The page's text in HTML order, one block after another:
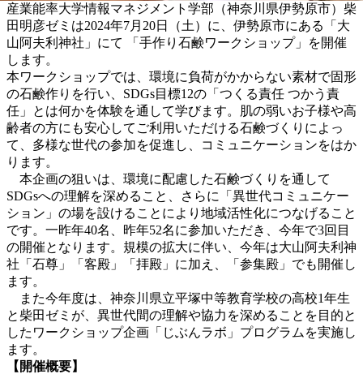
産業能率大学情報マネジメント学部（神奈川県伊勢原市）柴
田明彦ゼミは2024年7月20日（土）に、伊勢原市にある「大
山阿夫利神社」にて 「手作り石鹸ワークショップ」を開催
します。
本ワークショップでは、環境に負荷がかからない素材で固形
の石鹸作りを行い、SDGs目標12の「つくる責任 つかう責
任」とは何かを体験を通して学びます。肌の弱いお子様や高
齢者の方にも安心してご利用いただける石鹸づくりによっ
て、多様な世代の参加を促進し、コミュニケーションをはか
ります。
本企画の狙いは、環境に配慮した石鹸づくりを通して
SDGsへの理解を深めること、さらに「異世代コミュニケー
ション」の場を設けることにより地域活性化につなげること
です。一昨年40名、昨年52名に参加いただき、今年で3回目
の開催となります。規模の拡大に伴い、今年は大山阿夫利神
社「石尊」「客殿」「拝殿」に加え、「参集殿」でも開催し
ます。
また今年度は、神奈川県立平塚中等教育学校の高校1年生
と柴田ゼミが、異世代間の理解や協力を深めることを目的と
したワークショップ企画「じぶんラボ」プログラムを実施し
ます。
【開催概要】